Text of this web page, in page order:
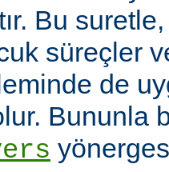
Bu
süreçler
de
Bununla